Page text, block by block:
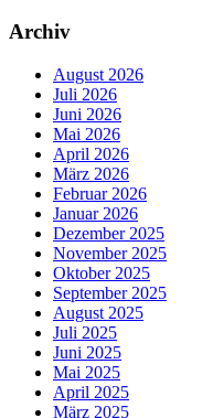
Archiv
August 2026
Juli 2026
Juni 2026
Mai 2026
April 2026
März 2026
Februar 2026
Januar 2026
Dezember 2025
November 2025
Oktober 2025
September 2025
August 2025
Juli 2025
Juni 2025
Mai 2025
April 2025
März 2025